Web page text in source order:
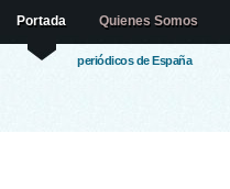
periódicos de España
Portada Quienes Somos